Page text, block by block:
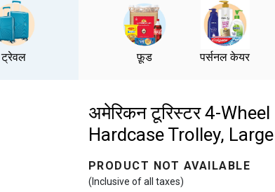
ट्रेवल फ़ूड पर्सनल केयर
अमेरिकन टूरिस्टर 4-Wheel
Hardcase Trolley, Large
PRODUCT NOT AVAILABLE
(Inclusive of all taxes)